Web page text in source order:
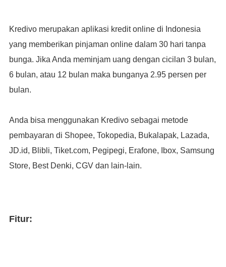
Kredivo merupakan aplikasi kredit online di Indonesia
yang memberikan pinjaman online dalam 30 hari tanpa
bunga. Jika Anda meminjam uang dengan cicilan 3 bulan,
6 bulan, atau 12 bulan maka bunganya 2.95 persen per
bulan.
Anda bisa menggunakan Kredivo sebagai metode
pembayaran di Shopee, Tokopedia, Bukalapak, Lazada,
JD.id, Blibli, Tiket.com, Pegipegi, Erafone, Ibox, Samsung
Store, Best Denki, CGV dan lain-lain.
Fitur: